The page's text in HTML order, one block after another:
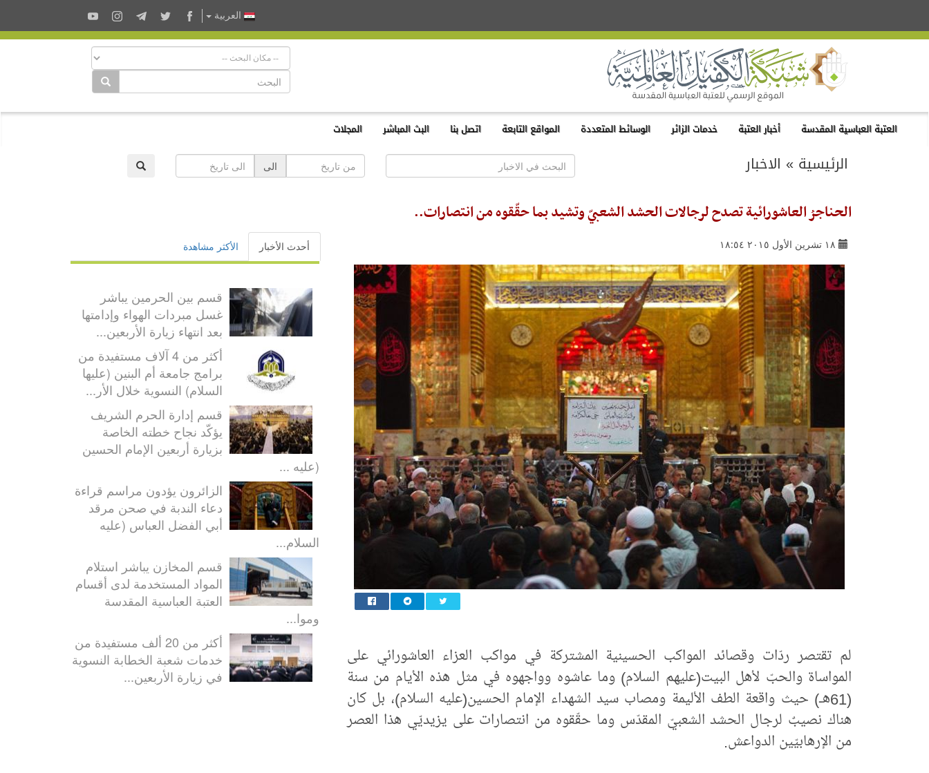
العربية
العتبة العباسية المقدسة أخبار العتبة خدمات الزائر الوسائط المتعددة المواقع التابعة اتصل بنا البث المباشر المجلات
الرئيسية » الاخبار الى
الحناجرُ العاشورائية تصدح لرجالات الحشد الشعبيّ وتشيد بما حقّقوه من انتصارات..
١٨ تشرين الأول ٢٠١٥ ١٨:٥٤
لم تقتصر ردّات وقصائد المواكب الحسينية المشتركة في مواكب العزاء العاشورائي على
المواساة والحبّ لأهل البيت(عليهم السلام) وما عاشوه وواجهوه في مثل هذه الأيام من سنة
(61هـ) حيث واقعة الطف الأليمة ومصاب سيد الشهداء الإمام الحسين(عليه السلام)، بل كان
هناك نصيبٌ لرجال الحشد الشعبيّ المقدّس وما حقّقوه من انتصارات على يزيديّي هذا العصر
من الإرهابيّين الدواعش.
أحدث الأخبار الأكثر مشاهدة
قسم بين الحرمين يباشر
غسل مبردات الهواء وإدامتها
بعد انتهاء زيارة الأربعين...
أكثر من 4 آلاف مستفيدة من
برامج جامعة أم البنين (عليها
السلام) النسوية خلال الأر...
قسم إدارة الحرم الشريف
يؤكّد نجاح خطته الخاصة
بزيارة أربعين الإمام الحسين
(عليه ...
الزائرون يؤدون مراسم قراءة
دعاء الندبة في صحن مرقد
أبي الفضل العباس (عليه
السلام...
قسم المخازن يباشر استلام
المواد المستخدمة لدى أقسام
العتبة العباسية المقدسة
وموا...
أكثر من 20 ألف مستفيدة من
خدمات شعبة الخطابة النسوية
في زيارة الأربعين...